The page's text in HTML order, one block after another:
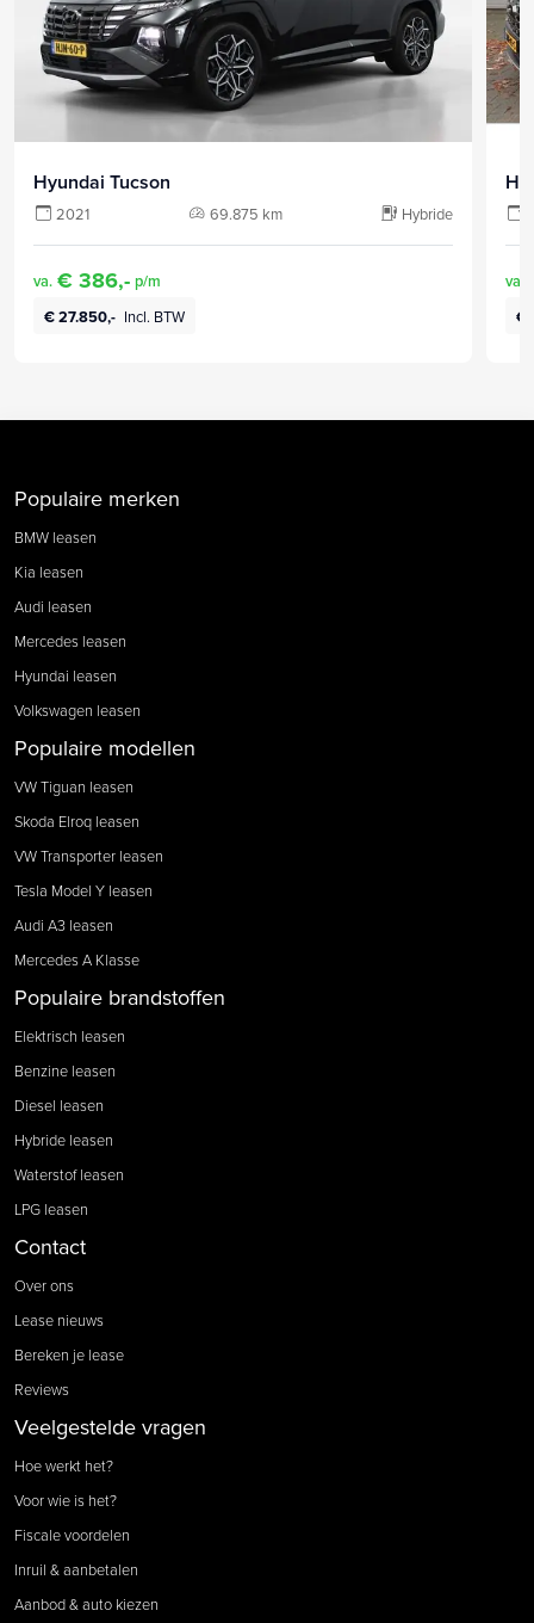
Hyundai Tucson
2021 69.875 km Hybride
va. € 386,- p/m
€ 27.850,- Incl. BTW
va.
€
Populaire merken
BMW leasen
Kia leasen
Audi leasen
Mercedes leasen
Hyundai leasen
Volkswagen leasen
Populaire modellen
VW Tiguan leasen
Skoda Elroq leasen
VW Transporter leasen
Tesla Model Y leasen
Audi A3 leasen
Mercedes A Klasse
Populaire brandstoffen
Elektrisch leasen
Benzine leasen
Diesel leasen
Hybride leasen
Waterstof leasen
LPG leasen
Contact
Over ons
Lease nieuws
Bereken je lease
Reviews
Veelgestelde vragen
Hoe werkt het?
Voor wie is het?
Fiscale voordelen
Inruil & aanbetalen
Aanbod & auto kiezen